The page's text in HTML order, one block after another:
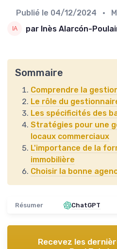
Publié le 04/12/2024 •
par Inès Alarcón-
Sommaire
Comprendre la
Le rôle du
Les spécificités des
Stratégies pour une
locaux commerciaux
L'importance de la
immobilière
Choisir la bonne
Résumer ChatGPT
Recevez les